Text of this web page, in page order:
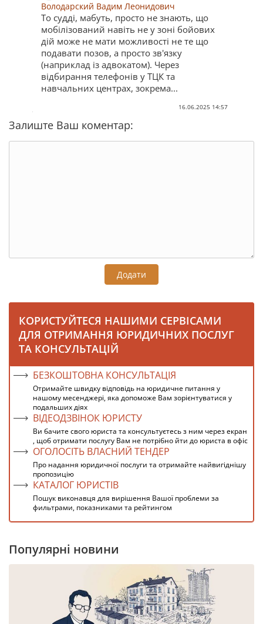
Володарский Вадим Леонидович
То судді, мабуть, просто не знають, що
мобілізований навіть не у зоні бойових
дій може не мати можливості не те що
подавати позов, а просто зв'язку
(наприклад із адвокатом). Через
відбирання телефонів у ТЦК та
навчальних центрах, зокрема...
16.06.2025 14:57
Залиште Ваш коментар:
Додати
КОРИСТУЙТЕСЯ НАШИМИ СЕРВІСАМИ
ДЛЯ ОТРИМАННЯ ЮРИДИЧНИХ ПОСЛУГ
ТА КОНСУЛЬТАЦІЙ
БЕЗКОШТОВНА КОНСУЛЬТАЦІЯ
Отримайте швидку відповідь на юридичне питання у
нашому месенджері, яка допоможе Вам зорієнтуватися у
подальших діях
ВІДЕОДЗВІНОК ЮРИСТУ
Ви бачите свого юриста та консультуєтесь з ним через екран
, щоб отримати послугу Вам не потрібно йти до юриста в офіс
ОГОЛОСІТЬ ВЛАСНИЙ ТЕНДЕР
Про надання юридичної послуги та отримайте найвигіднішу
пропозицію
КАТАЛОГ ЮРИСТІВ
Пошук виконавця для вирішення Вашої проблеми за
фильтрами, показниками та рейтингом
Популярні новини